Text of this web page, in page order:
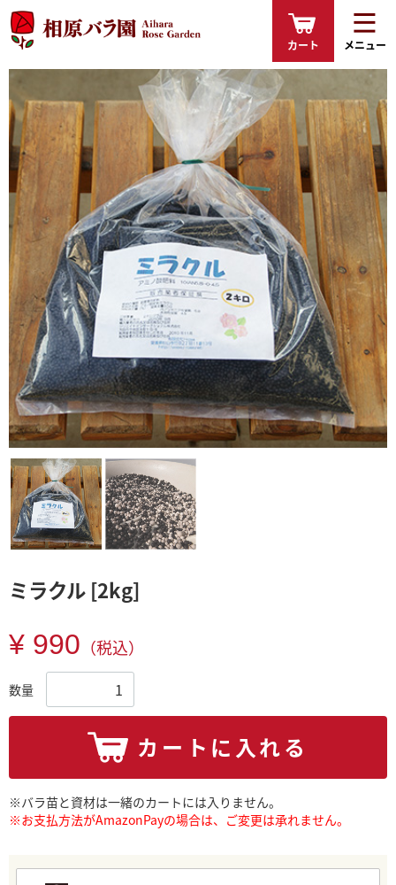
カート メニュー
ミラクル [2kg]
¥ 990 （税込）
数量
カートに入れる
※バラ苗と資材は一緒のカートには入りません。
※お支払方法がAmazonPayの場合は、ご変更は承れません。